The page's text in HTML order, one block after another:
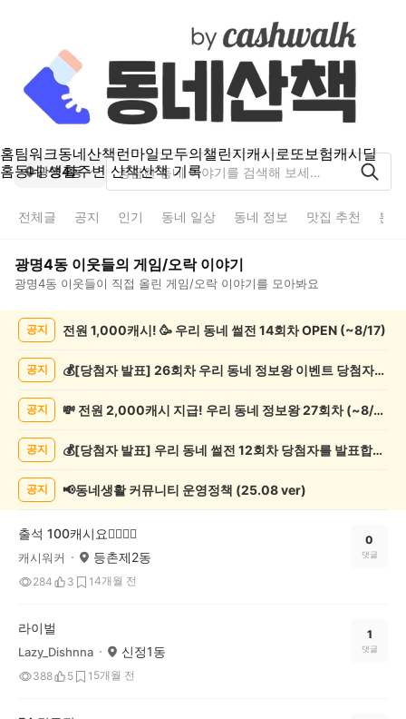
홈팀워크동네산책런마일모두의챌린지캐시로또보험캐시딜
홈동네 생활주변 산책산책 기록
광명4동
전체글 공지 인기 동네 일상 동네 정보 맛집 추천 분
광명4동 이웃들의 게임/오락이야기
광명4동 이웃들이 직접 올린 게임/오락 이야기를 모아봐요
임/
목
공지 전원 1,000캐시! 🥳 우리 동네 썰전 14회차 OPEN (~8/17)
공지 💰[당첨자 발표] 26회차 우리 동네 정보왕 이벤트 당첨자를 발표합니다!
공지 💸 전원 2,000캐시 지급! 우리 동네 정보왕 27회차 (~8/10)
공지 💰[당첨자 발표] 우리 동네 썰전 12회차 당첨자를 발표합니다!
공지 📢동네생활 커뮤니티 운영정책 (25.08 ver)
출석 100캐시요👍🏻👍🏻
캐시워커 등촌제2동
284 3 14개월 전
0
댓글
라이벌
Lazy_Dishnna 신정1동
388 5 1 5개월 전
1
댓글